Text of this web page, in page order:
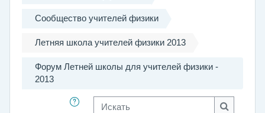
Сообщество учителей физики
Летняя школа учителей физики 2013
Форум Летней школы для учителей физики -
2013
Искать